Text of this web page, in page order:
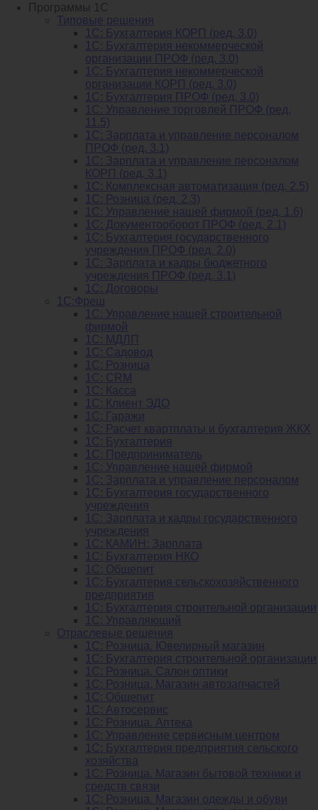
Программы 1С
Типовые решения
1C: Бухгалтерия КОРП (ред. 3.0)
1С: Бухгалтерия некоммерческой
организации ПРОФ (ред. 3.0)
1С: Бухгалтерия некоммерческой
организации КОРП (ред. 3.0)
1C: Бухгалтерия ПРОФ (ред. 3.0)
1C: Управление торговлей ПРОФ (ред.
11.5)
1C: Зарплата и управление персоналом
ПРОФ (ред. 3.1)
1C: Зарплата и управление персоналом
КОРП (ред. 3.1)
1C: Комплексная автоматизация (ред. 2.5)
1С: Розница (ред. 2.3)
1С: Управление нашей фирмой (ред. 1.6)
1С: Документооборот ПРОФ (ред. 2.1)
1C: Бухгалтерия государственного
учреждения ПРОФ (ред. 2.0)
1C: Зарплата и кадры бюджетного
учреждения ПРОФ (ред. 3.1)
1С: Договоры
1С:Фреш
1С: Управление нашей строительной
фирмой
1С: МДЛП
1С: Садовод
1С: Розница
1C: CRM
1C: Касса
1С: Клиент ЭДО
1С: Гаражи
1C: Расчет квартплаты и бухгалтерия ЖКХ
1C: Бухгалтерия
1C: Предприниматель
1C: Управление нашей фирмой
1C: Зарплата и управление персоналом
1C: Бухгалтерия государственного
учреждения
1C: Зарплата и кадры государственного
учреждения
1C: КАМИН: Зарплата
1C: Бухгалтерия НКО
1С: Общепит
1С: Бухгалтерия сельскохозяйст­венного
предприятия
1С: Бухгалтерия строительной организации
1С: Управляющий
Отраслевые решения
1С: Розница. Ювелирный магазин
1С: Бухгалтерия строительной организации
1С: Розница. Салон оптики
1С: Розница. Магазин автозапчастей
1C: Общепит
1С: Автосервис
1С: Розница. Аптека
1С: Управление сервисным центром
1С: Бухгалтерия предприятия сельского
хозяйства
1С: Розница. Магазин бытовой техники и
средств связи
1С: Розница. Магазин одежды и обуви